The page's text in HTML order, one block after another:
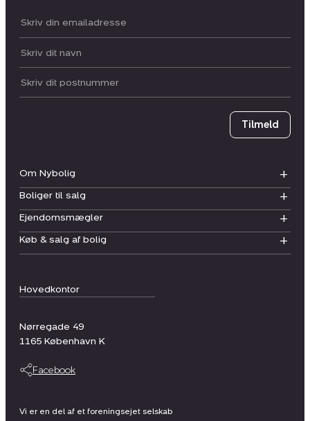
Hovedkontor
Nørregade 49
1165 København K
Facebook
Om Nybolig
Boliger til salg
Ejendomsmægler
Køb & salg af bolig
Din email:
Dit navn:
Postnummer
Tilmeld
Vi er en del af et foreningsejet selskab